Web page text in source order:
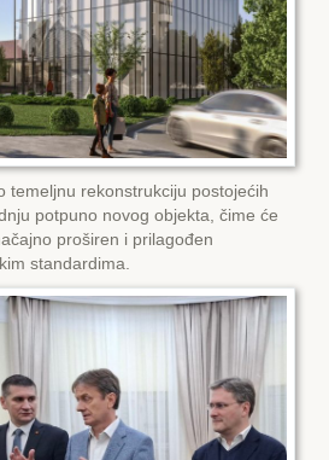
temeljnu rekonstrukciju postojećih
potpuno novog objekta, čime će
proširen i prilagođen
standardima.